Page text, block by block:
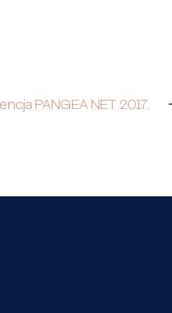
PANGEA NET 2017.